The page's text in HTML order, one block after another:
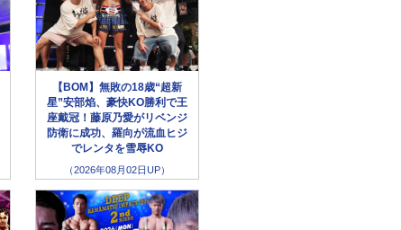
【BOM】無敗の18歳“超新
星”安部焰、豪快KO勝利で王
座戴冠！藤原乃愛がリベンジ
防衛に成功、羅向が流血ヒジ
でレンタを雪辱KO
（2026年08月02日UP）